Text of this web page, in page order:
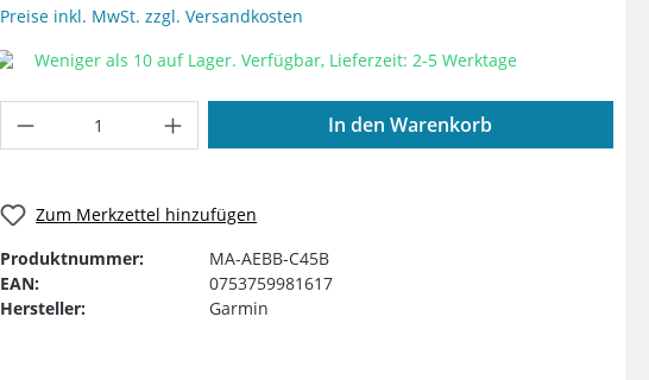
Preise inkl. MwSt. zzgl. Versandkosten
Weniger als 10 auf Lager. Verfügbar, Lieferzeit: 2-5 Werktage
Produkt Anzahl: Gib den gewünschten Wert
In den Warenkorb
Zum Merkzettel hinzufügen
Produktnummer:
MA-AEBB-C45B
EAN:
0753759981617
Hersteller:
Garmin